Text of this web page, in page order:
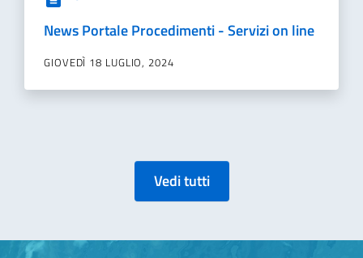
News Portale Procedimenti - Servizi on line
GIOVEDÌ 18 LUGLIO, 2024
Vedi tutti